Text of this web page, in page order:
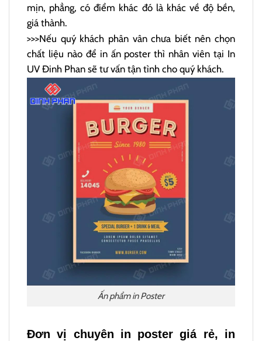
mịn, phẳng, có điểm khác đó là khác về độ bền,
giá thành.
>>>Nếu quý khách phân vân chưa biết nên chọn
chất liệu nào để in ấn poster thì nhân viên tại In
UV Đinh Phan sẽ tư vấn tận tình cho quý khách.
Ấn phẩm in Poster
Đơn vị chuyên in poster giá rẻ, in